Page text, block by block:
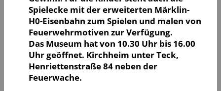
Spielecke mit der erweiterten Märklin-
H0-Eisenbahn zum Spielen und malen von
Feuerwehrmotiven zur Verfügung.
Das Museum hat von 10.30 Uhr bis 16.00
Uhr geöffnet. Kirchheim unter Teck,
Henriettenstraße 84 neben der
Feuerwache.